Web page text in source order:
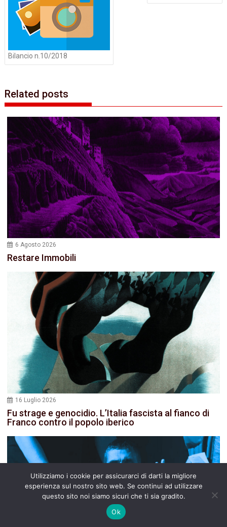
Bilancio n.10/2018
Related posts
6 Agosto 2026
Restare Immobili
16 Luglio 2026
Fu strage e genocidio. L’Italia fascista al fianco di
Franco contro il popolo iberico
Utilizziamo i cookie per assicurarci di darti la migliore
esperienza sul nostro sito web. Se continui ad utilizzare
questo sito noi siamo sicuri che ti sia gradito.
Ok